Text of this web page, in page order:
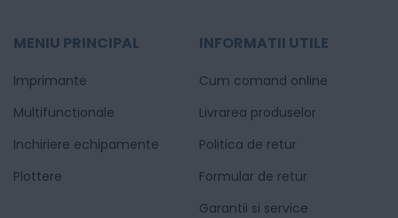
MENIU PRINCIPAL
Imprimante
Multifunctionale
Inchiriere echipamente
Plottere
INFORMATII UTILE
Cum comand online
Livrarea produselor
Politica de retur
Formular de retur
Garantii si service